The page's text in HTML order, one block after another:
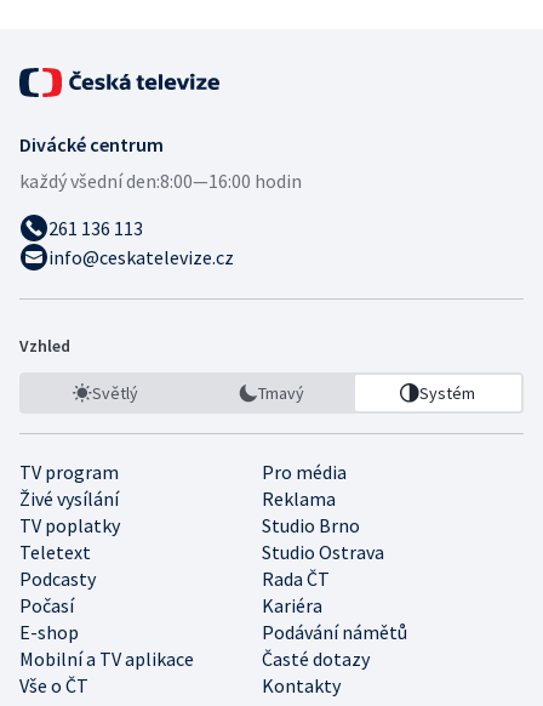
Divácké centrum
každý všední den:8:00—16:00 hodin
261 136 113
info@ceskatelevize.cz
Vzhled
Světlý Tmavý Systém
TV program
Pro média
Živé vysílání
Reklama
TV poplatky
Studio Brno
Teletext
Studio Ostrava
Podcasty
Rada ČT
Počasí
Kariéra
E-shop
Podávání námětů
Mobilní a TV aplikace
Časté dotazy
Vše o ČT
Kontakty